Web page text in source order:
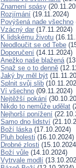
Znamení spásy
Rozjímání (19.11.2024)
Povýšená nade všechno
Vzácný dar (17.11.2024)
K lidskému životu
Neodloučit se od Tebe
Doporučení (14.11.2024)
Anežko naše blažená
Snaž se o to denně
Jaký by měl být
Splnit svůj slib
Ví všechno (09.11.2024)
Nejtěžší pokání
Nikdo to nemůže udělat
Nejhorší ponížení
Samo dno lidství
Boží láska(17.10.2024)
Pluh bolesti (16.10.2024)
Drobné zlosti
Boží vůle (14.10.2024)
Vytrvale modlí